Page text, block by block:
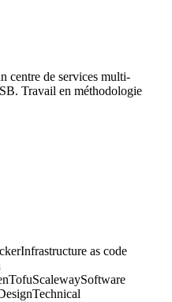
centre de services multi-
Travail en méthodologie
Infrastructure as code
ScalewaySoftware
Technical